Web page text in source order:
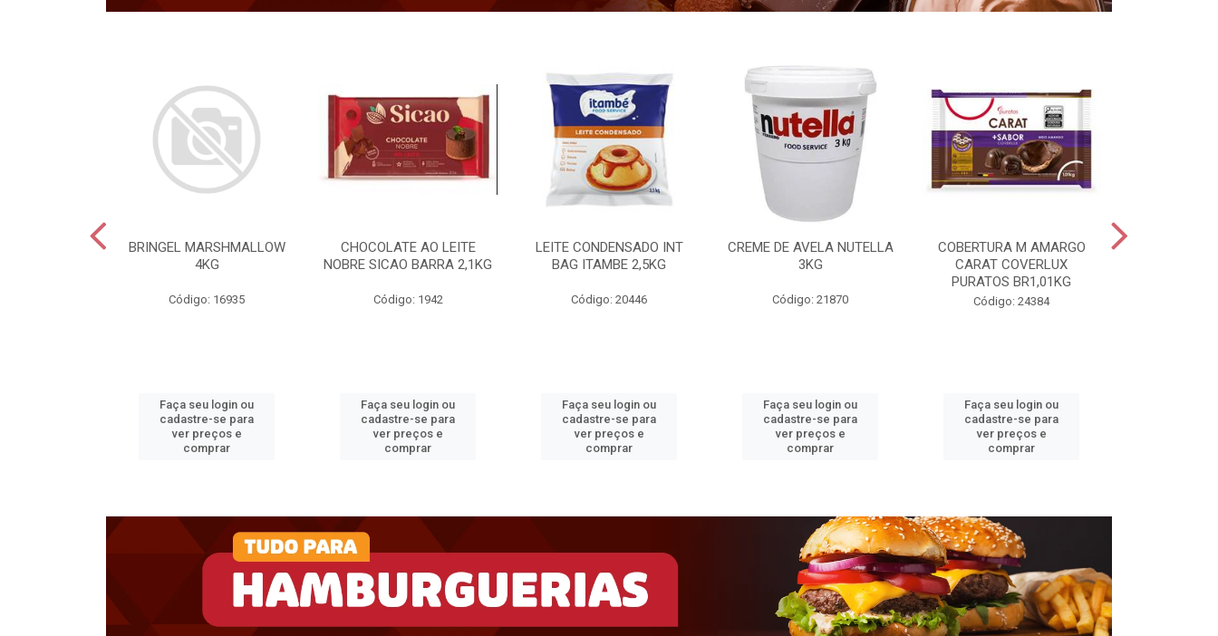
BRINGEL MARSHMALLOW
4KG
Código: 16935
Faça seu login ou
cadastre-se para
ver preços e
comprar
CHOCOLATE AO LEITE
NOBRE SICAO BARRA 2,1KG
Código: 1942
Faça seu login ou
cadastre-se para
ver preços e
comprar
LEITE CONDENSADO INT
BAG ITAMBE 2,5KG
Código: 20446
Faça seu login ou
cadastre-se para
ver preços e
comprar
CREME DE AVELA NUTELLA
3KG
Código: 21870
Faça seu login ou
cadastre-se para
ver preços e
comprar
COBERTURA M AMARGO
CARAT COVERLUX
PURATOS BR1,01KG
Código: 24384
Faça seu login ou
cadastre-se para
ver preços e
comprar